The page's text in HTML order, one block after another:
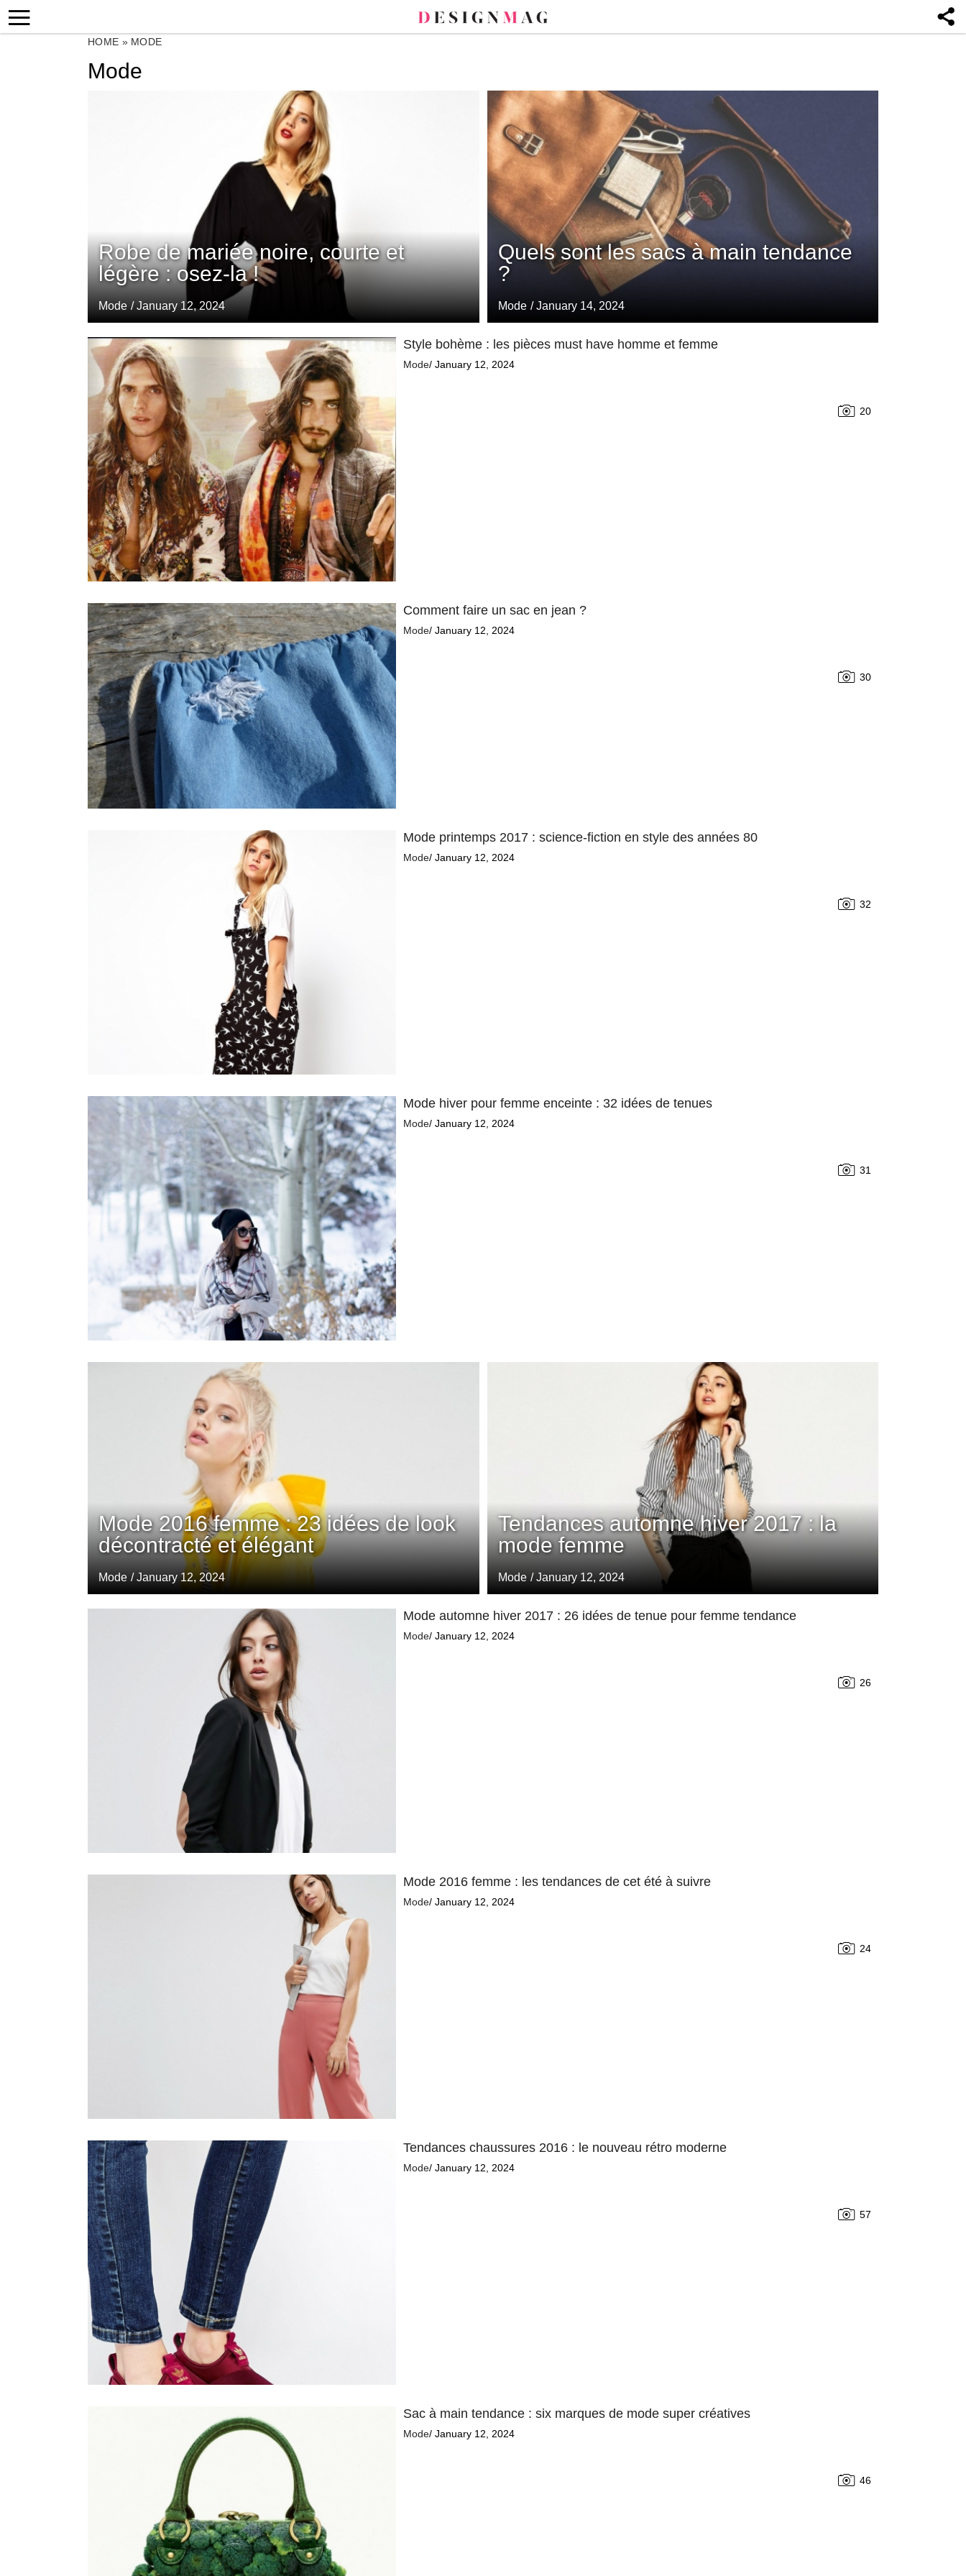
HOME » MODE
Mode
Quels sont les sacs à main tendance
?
Mode / January 14, 2024
Robe de mariée noire, courte et
légère : osez-la !
Mode / January 12, 2024
Style bohème : les pièces must have homme et femme
Mode/ January 12, 2024
20
Comment faire un sac en jean ?
Mode/ January 12, 2024
30
Mode printemps 2017 : science-fiction en style des années 80
Mode/ January 12, 2024
32
Mode hiver pour femme enceinte : 32 idées de tenues
Mode/ January 12, 2024
31
Tendances automne hiver 2017 : la
mode femme
Mode / January 12, 2024
Mode 2016 femme : 23 idées de look
décontracté et élégant
Mode / January 12, 2024
Mode automne hiver 2017 : 26 idées de tenue pour femme tendance
Mode/ January 12, 2024
26
Mode 2016 femme : les tendances de cet été à suivre
Mode/ January 12, 2024
24
Tendances chaussures 2016 : le nouveau rétro moderne
Mode/ January 12, 2024
57
Sac à main tendance : six marques de mode super créatives
Mode/ January 12, 2024
46